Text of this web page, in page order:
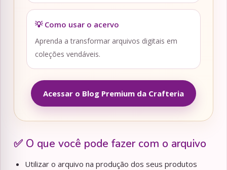
💡 Como usar o acervo
Aprenda a transformar arquivos digitais em
coleções vendáveis.
Acessar o Blog Premium da Crafteria
✅ O que você pode fazer com o arquivo
Utilizar o arquivo na produção dos seus produtos